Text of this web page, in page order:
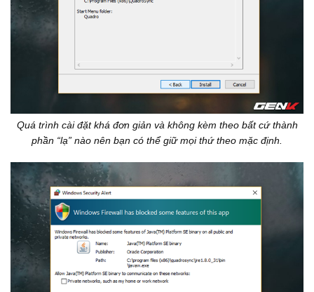
Quá trình cài đặt khá đơn giản và không kèm theo bất cứ thành
phần “lạ” nào nên bạn có thể giữ mọi thứ theo mặc định.